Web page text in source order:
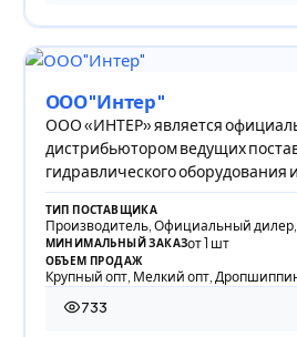
ООО"Интер"
​ООО «ИНТЕР» является
дистрибьютором ведущих
гидравлического оборудования
таких марок китайских ви
ТИП ПОСТАВЩИКА
Производитель, Официальный
МИНИМАЛЬНЫЙ ЗАКАЗот 1 шт
ОБЪЕМ ПРОДАЖ
Крупный опт, Мелкий опт,
733
733 просмотра